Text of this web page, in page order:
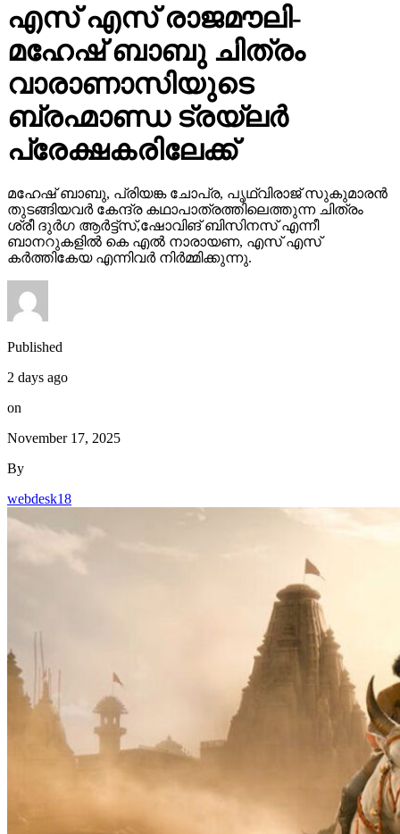
എസ് എസ് രാജമൗലി-
മഹേഷ് ബാബു ചിത്രം
വാരാണാസിയുടെ
ബ്രഹ്മാണ്ഡ ട്രയ്ലർ
പ്രേക്ഷകരിലേക്ക്
മഹേഷ് ബാബു, പ്രിയങ്ക ചോപ്ര, പൃഥ്വിരാജ് സുകുമാരൻ
തുടങ്ങിയവർ കേന്ദ്ര കഥാപാത്രത്തിലെത്തുന്ന ചിത്രം
ശ്രീ ദുർഗ ആർട്ട്സ്,ഷോവിങ് ബിസിനസ് എന്നീ
ബാനറുകളിൽ കെ എൽ നാരായണ, എസ് എസ്
കർത്തികേയ എന്നിവർ നിർമ്മിക്കുന്നു.
Published
2 days ago
on
November 17, 2025
By
webdesk18